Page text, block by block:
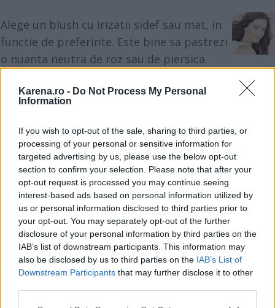
Karena.ro - Do Not Process My Personal
Information
If you wish to opt-out of the sale, sharing to third parties, or
processing of your personal or sensitive information for
targeted advertising by us, please use the below opt-out
section to confirm your selection. Please note that after your
opt-out request is processed you may continue seeing
interest-based ads based on personal information utilized by
us or personal information disclosed to third parties prior to
your opt-out. You may separately opt-out of the further
disclosure of your personal information by third parties on the
IAB’s list of downstream participants. This information may
also be disclosed by us to third parties on the IAB’s List of
Downstream Participants that may further disclose it to other
Alege un blush cu irizatii sidef sau mat, in
functie de preferinte. Este bine sa pastrezi
o nuanta neutra de roz sau de piersica.
Machiajul ochilor:
arcada pentru luminozitate, iar daca esti
posesoarea unui ten masliniu, iti recomand un fard
sidefat in tonuri de piersica.
In general, este indicat sa eviti fardurile de ochi in
nuante prea stridente. Evita cu precadere negrul si,
daca decizi sa optezi pentru un machiaj smoky
eyes, este indicat sa recurgi la un gri sobolan. In
rest, nuantele de mahon, mov si bleumarin se
situeaza si ele in topul de sus al intensitatii